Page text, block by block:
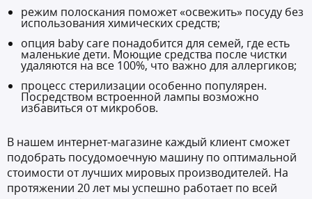
режим полоскания поможет «освежить» посуду без
использования химических средств;
опция baby care понадобится для семей, где есть
маленькие дети. Моющие средства после чистки
удаляются на все 100%, что важно для аллергиков;
процесс стерилизации особенно популярен.
Посредством встроенной лампы возможно
избавиться от микробов.
В нашем интернет-магазине каждый клиент сможет
подобрать посудомоечную машину по оптимальной
стоимости от лучших мировых производителей. На
протяжении 20 лет мы успешно работает по всей